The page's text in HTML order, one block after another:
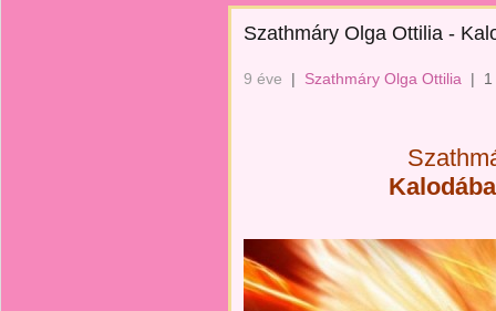
Szathmáry Olga Ottilia -
9 éve | Szathmáry Olga Ottilia |